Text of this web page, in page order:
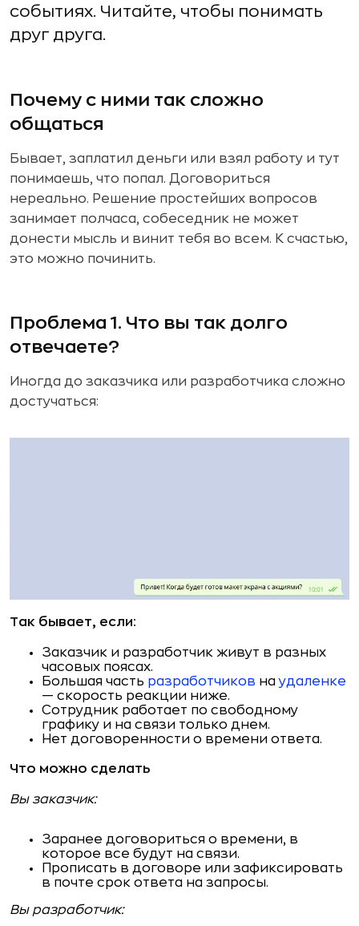
событиях. Читайте, чтобы понимать
друг друга.
Почему с ними так сложно
общаться
Бывает, заплатил деньги или взял работу и тут
понимаешь, что попал. Договориться
нереально. Решение простейших вопросов
занимает полчаса, собеседник не может
донести мысль и винит тебя во всем. К счастью,
это можно починить.
Проблема 1. Что вы так долго
отвечаете?
Иногда до заказчика или разработчика сложно
достучаться:
Так бывает, если:
Заказчик и разработчик живут в разных
часовых поясах.
Большая часть разработчиков наудаленке
— скорость реакции ниже.
Сотрудник работает по свободному
графику и на связи только днем.
Нет договоренности о времени ответа.
Что можно сделать
Вы заказчик:
Заранее договориться о времени, в
которое все будут на связи.
Прописать в договоре или зафиксировать
в почте срок ответа на запросы.
Вы разработчик: